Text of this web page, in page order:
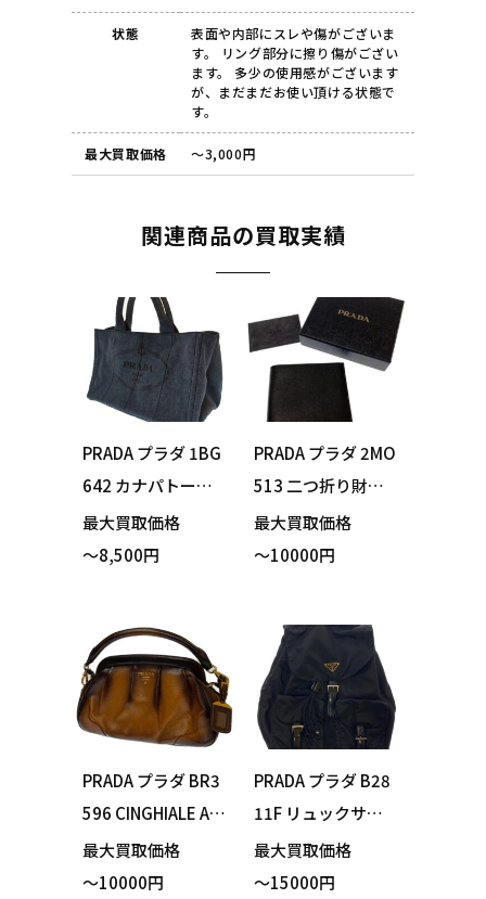
状態
表面や内部にスレや傷がございま
す。 リング部分に擦り傷がござい
ます。 多少の使用感がございます
が、まだまだお使い頂ける状態で
す。
最大買取価格 ～3,000円
関連商品の買取実績
PRADA プラダ 1BG
642 カナパトート 2
wayトートバッグ
デニム ショルダー
た！
最大買取価格
～8,500円
PRADA プラダ 2MO
513 二つ折り財布
札入れ ブラック 箱
付き 買い取りまし
最大買取価格
～10000円
PRADA プラダ BR3
596 CINGHIALE AN
TIK レザーハンドバ
ッグ ブラウン 保存
最大買取価格
～10000円
PRADA プラダ B28
11F リュックサッ
ク デイパック ブラ
ック ギャランティ
最大買取価格
～15000円